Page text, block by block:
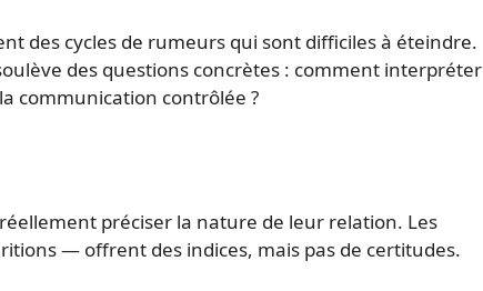
des cycles de rumeurs qui sont difficiles à éteindre.
des questions concrètes : comment interpréter
communication contrôlée ?
préciser la nature de leur relation. Les
— offrent des indices, mais pas de certitudes.